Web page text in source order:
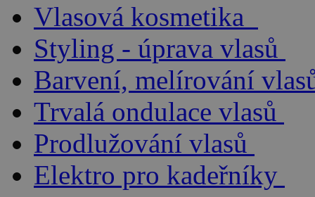
Vlasová kosmetika
Styling - úprava vlasů
Barvení, melírování
Trvalá ondulace vlasů
Prodlužování vlasů
Elektro pro kadeřníky